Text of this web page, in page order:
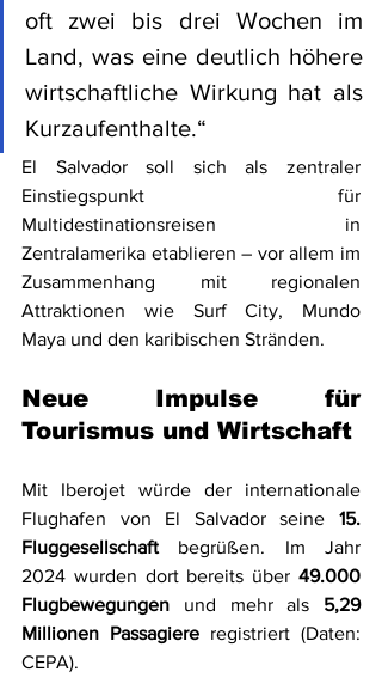
oft zwei bis drei Wochen im
Land, was eine deutlich höhere
wirtschaftliche Wirkung hat als
Kurzaufenthalte.“
El Salvador soll sich als zentraler
Einstiegspunkt für
Multidestinationsreisen in
Zentralamerika etablieren – vor allem im
Zusammenhang mit regionalen
Attraktionen wie Surf City, Mundo
Maya und den karibischen Stränden.
Neue Impulse für
Tourismus und Wirtschaft
Mit Iberojet würde der internationale
Flughafen von El Salvador seine 15.
Fluggesellschaft begrüßen. Im Jahr
2024 wurden dort bereits über 49.000
Flugbewegungen und mehr als 5,29
Millionen Passagiere registriert (Daten:
CEPA).